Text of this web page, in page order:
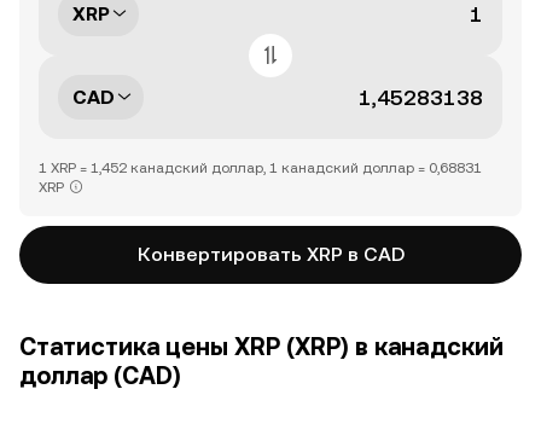
XRP
CAD
1 XRP = 1,452 канадский доллар, 1 канадский доллар = 0,68831
XRP
Конвертировать XRP в CAD
Статистика цены XRP (XRP) в канадский
доллар (CAD)